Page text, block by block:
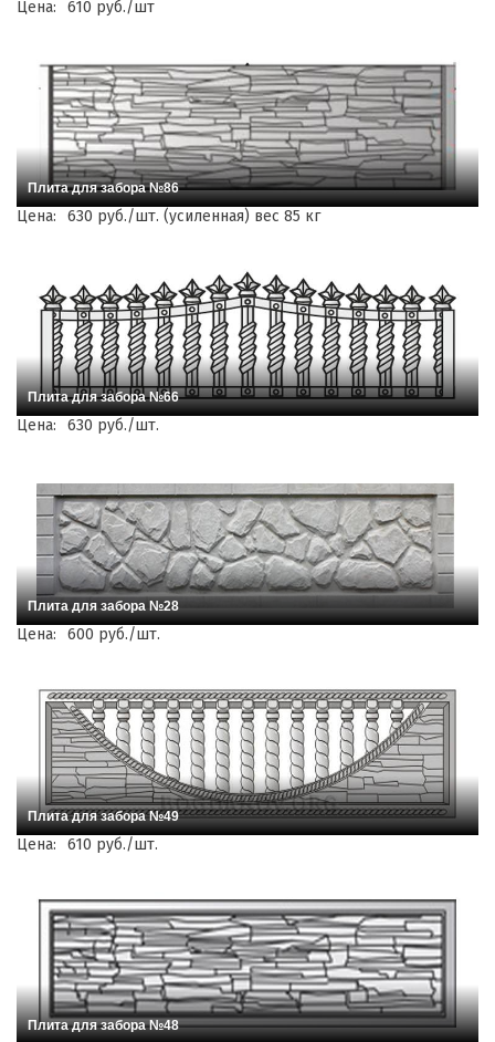
Цена: 610 руб./шт
Плита для забора №86
Цена: 630 руб./шт. (усиленная) вес 85 кг
Плита для забора №66
Цена: 630 руб./шт.
Плита для забора №28
Цена: 600 руб./шт.
Плита для забора №49
Цена: 610 руб./шт.
Плита для забора №48